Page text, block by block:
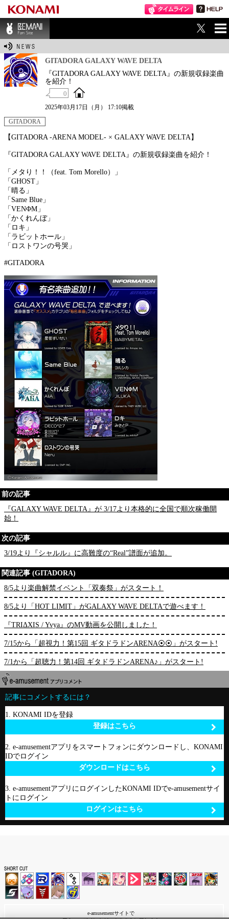
BEMANI Fan Sit
GITADORA GALAXY WAVE DELTA
『GITADORA GALAXY WAVE DELTA』の新規収録楽曲
を紹介！
0
2025年03月17日（月） 17:10掲載
GITADORA
【GITADORA -ARENA MODEL- × GALAXY WAVE DELTA】
『GITADORA GALAXY WAVE DELTA』の新規収録楽曲を紹介！
「メタり！！（feat. Tom Morello）」
「GHOST」
「晴る」
「Same Blue」
「VENΦM」
「かくれんぼ」
「ロキ」
「ラビットホール」
「ロストワンの号哭」
#GITADORA
前の記事
『GALAXY WAVE DELTA』が 3/17より本格的に全国で順次稼働開
始！
次の記事
3/19より『シャルル』に高難度の“Real”譜面が追加。
関連記事 (GITADORA)
8/5より楽曲解禁イベント「双奏祭」がスタート！
8/5より「HOT LIMIT」がGALAXY WAVE DELTAで遊べます！
『TRIΔXIS / Yvya』のMV動画を公開しました！
7/15から「超視力！第15回 ギタドラドンARENA⦿⦿」がスタート!
7/1から「超聴力！第14回 ギタドラドンARENA♪」がスタート!
記事にコメントするには？
1. KONAMI IDを登録
登録はこちら
2. e-amusementアプリをスマートフォンにダウンロードし、KONAMI
IDでログイン
ダウンロードはこちら
3. e-amusementアプリにログインしたKONAMI IDでe-amusementサイ
トにログイン
ログインはこちら
e-amusementサイトで